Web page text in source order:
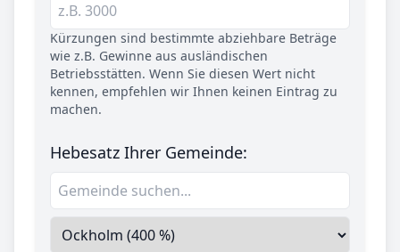
Kürzungen sind bestimmte abziehbare Beträge
wie z.B. Gewinne aus ausländischen
Betriebsstätten. Wenn Sie diesen Wert nicht
kennen, empfehlen wir Ihnen keinen Eintrag zu
machen.
Hebesatz Ihrer Gemeinde: